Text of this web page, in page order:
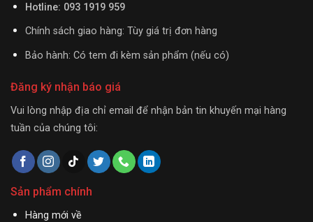
Hotline: 093 1919 959
Chính sách giao hàng: Tùy giá trị đơn hàng
Bảo hành: Có tem đi kèm sản phẩm (nếu có)
Đăng ký nhận báo giá
Vui lòng nhập địa chỉ email để nhận bản tin khuyến mại hàng
tuần của chúng tôi:
Sản phẩm chính
Hàng mới về